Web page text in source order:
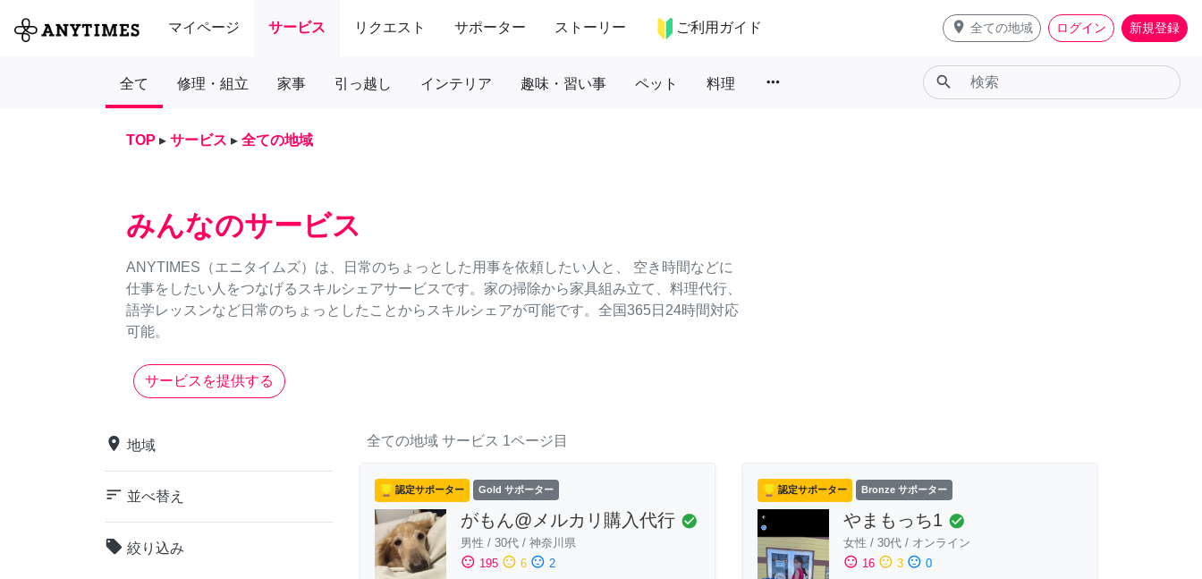
マイページ サービス リクエスト サポーター ストーリー ご利用ガイド place 全ての地域 ログイン 新規登録
全て 修理・組立 家事 引っ越し インテリア 趣味・習い事 ペット 料理 more_horiz search
TOP ▸ サービス ▸ 全ての地域
みんなのサービス
ANYTIMES（エニタイムズ）は、日常のちょっとした用事を依頼したい人と、 空き時間などに
仕事をしたい人をつなげるスキルシェアサービスです。家の掃除から家具組み立て、料理代行、
語学レッスンなど日常のちょっとしたことからスキルシェアが可能です。全国365日24時間対応
可能。
サービスを提供する
place 地域
sort 並べ替え
local_offer 絞り込み
全ての地域 サービス 1ページ目
認定サポーター Gold サポーター
がもん@メルカリ購入代行 check_circle
男性 / 30代 / 神奈川県
sentiment_satisfied 195 sentiment_neutral 6 sentiment_dissatisfied 2
認定サポーター Bronze サポーター
やまもっち1 check_circle
女性 / 30代/ オンライン
sentiment_satisfied 16 sentiment_neutral 3 sentiment_dissatisfied 0